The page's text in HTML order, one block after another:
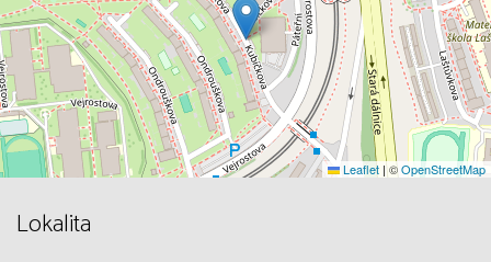
Leaflet |©OpenStreetMap
Lokalita